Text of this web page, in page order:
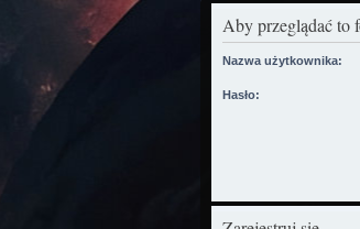
Aby przeglądać to
Nazwa użytkownika:
Hasło: